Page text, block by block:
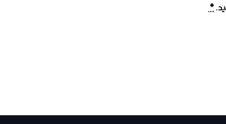
*